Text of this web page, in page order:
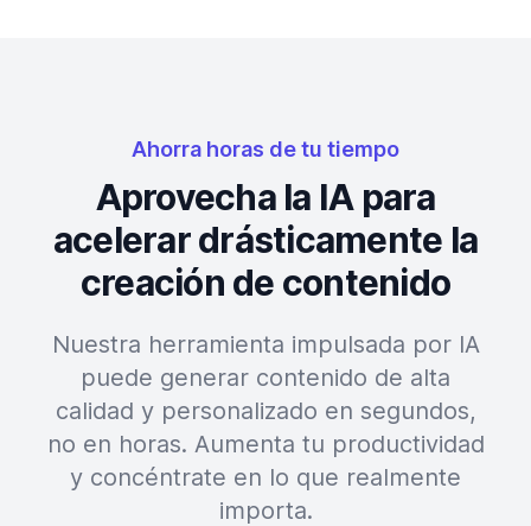
Ahorra horas de tu tiempo
Aprovecha la IA para
acelerar drásticamente la
creación de contenido
Nuestra herramienta impulsada por IA
puede generar contenido de alta
calidad y personalizado en segundos,
no en horas. Aumenta tu productividad
y concéntrate en lo que realmente
importa.